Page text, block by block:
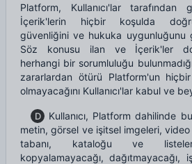
Platform, Kullanıcı'lar
İçerik'lerin hiçbir koşulda
güvenliğini ve hukuka uygunluğunu
Söz konusu ilan ve İçerik'ler
herhangi bir sorumluluğu
zararlardan ötürü Platform'un
olmayacağını Kullanıcı'lar kabul ve
D
Kullanıcı, Platform dahilinde
metin, görsel ve işitsel imgeleri,
tabanı, kataloğu ve listeleri
kopyalamayacağı,